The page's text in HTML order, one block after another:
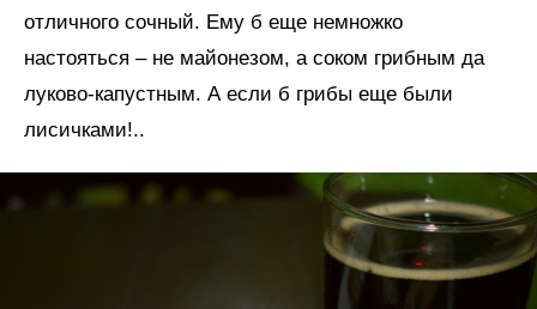
отличного сочный. Ему б еще немножко
настояться – не майонезом, а соком грибным да
луково-капустным. А если б грибы еще были
лисичками!..